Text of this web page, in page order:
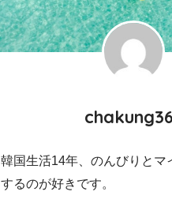
韓国生活14年、のんびりとマ
するのが好きです。